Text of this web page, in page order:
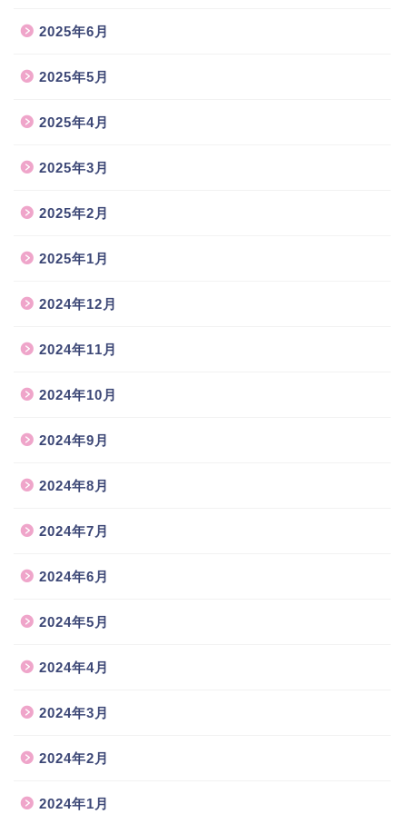
2025年6月
2025年5月
2025年4月
2025年3月
2025年2月
2025年1月
2024年12月
2024年11月
2024年10月
2024年9月
2024年8月
2024年7月
2024年6月
2024年5月
2024年4月
2024年3月
2024年2月
2024年1月